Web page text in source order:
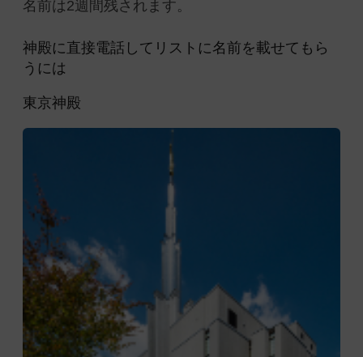
名前は2週間残されます。
神殿に直接電話してリストに名前を載せてもら
うには
東京神殿